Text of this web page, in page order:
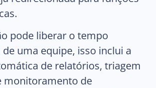
pode liberar o tempo
uma equipe, isso inclui a
de relatórios, triagem
monitoramento de